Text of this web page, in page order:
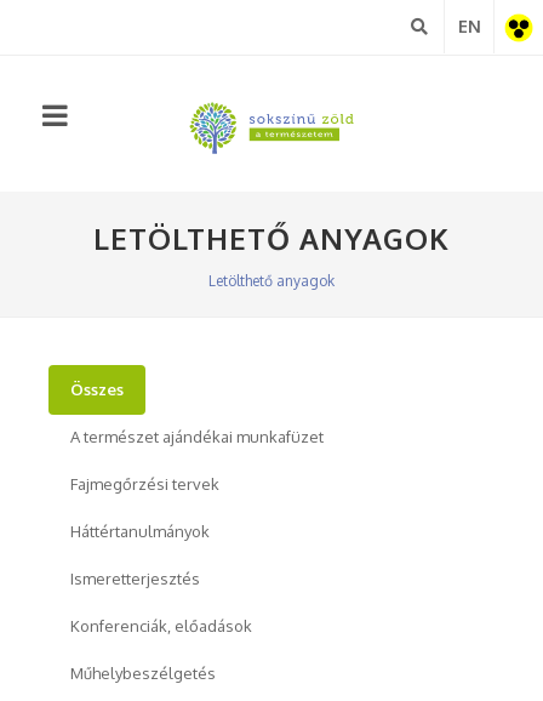
EN
LETÖLTHETŐ ANYAGOK
Letölthető anyagok
Összes
A természet ajándékai munkafüzet
Fajmegőrzési tervek
Háttértanulmányok
Ismeretterjesztés
Konferenciák, előadások
Műhelybeszélgetés